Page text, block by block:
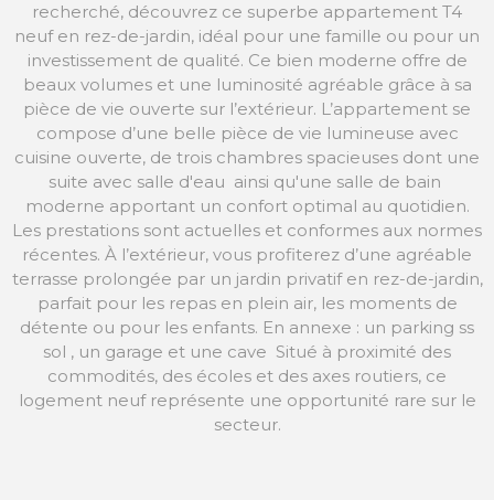
recherché, découvrez ce superbe appartement T4
neuf en rez-de-jardin, idéal pour une famille ou pour un
investissement de qualité. Ce bien moderne offre de
beaux volumes et une luminosité agréable grâce à sa
pièce de vie ouverte sur l’extérieur. L’appartement se
compose d’une belle pièce de vie lumineuse avec
cuisine ouverte, de trois chambres spacieuses dont une
suite avec salle d'eau ainsi qu'une salle de bain
moderne apportant un confort optimal au quotidien.
Les prestations sont actuelles et conformes aux normes
récentes. À l’extérieur, vous profiterez d’une agréable
terrasse prolongée par un jardin privatif en rez-de-jardin,
parfait pour les repas en plein air, les moments de
détente ou pour les enfants. En annexe : un parking ss
sol , un garage et une cave Situé à proximité des
commodités, des écoles et des axes routiers, ce
logement neuf représente une opportunité rare sur le
secteur.